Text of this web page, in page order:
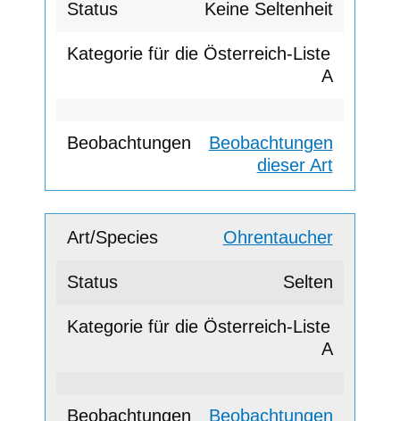
Keine Seltenheit
A
Beobachtungen
dieser Art
Ohrentaucher
Selten
A
Beobachtungen